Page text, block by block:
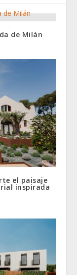
de Milán
el paisaje
inspirada